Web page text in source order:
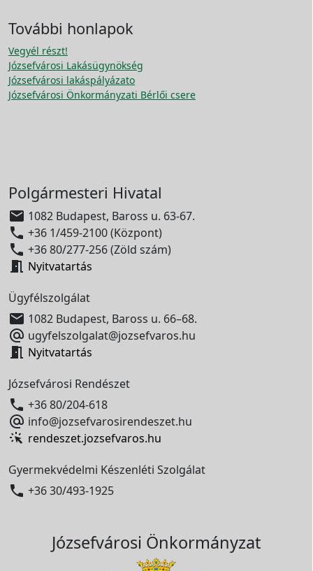
További honlapok
Vegyél részt!
Józsefvárosi Lakásügynökség
Józsefvárosi lakáspályázato
Józsefvárosi Önkormányzati Bérlői csere
Polgármesteri Hivatal
 1082 Budapest, Baross u. 63-67.
 +36 1/459-2100 (Központ)
 +36 80/277-256 (Zöld szám)
 Nyitvatartás
Ügyfélszolgálat
 1082 Budapest, Baross u. 66–68.
 ugyfelszolgalat@jozsefvaros.hu
 Nyitvatartás
Józsefvárosi Rendészet
 +36 80/204-618
 info@jozsefvarosirendeszet.hu
rendeszet.jozsefvaros.hu
Gyermekvédelmi Készenléti Szolgálat
 +36 30/493-1925
Józsefvárosi Önkormányzat